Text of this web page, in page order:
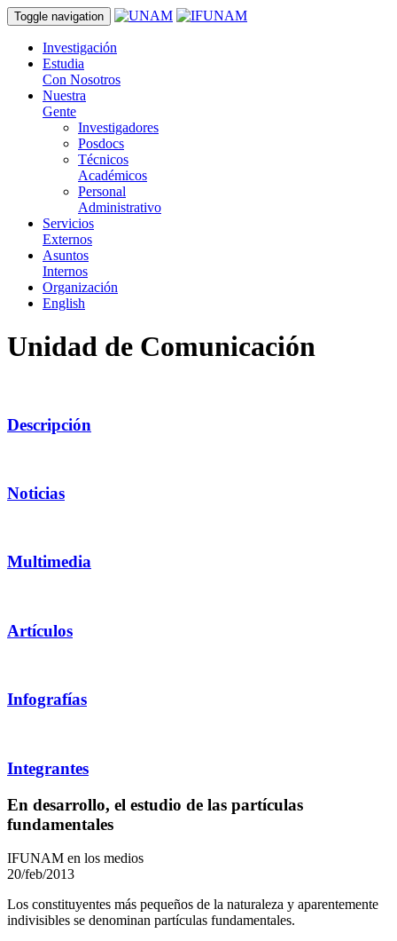
Toggle navigation
Investigación
Estudia
Con Nosotros
Nuestra
Gente
Investigadores
Posdocs
Técnicos
Académicos
Personal
Administrativo
Servicios
Externos
Asuntos
Internos
Organización
English
Unidad de Comunicación
Descripción
Noticias
Multimedia
Artículos
Infografías
Integrantes
En desarrollo, el estudio de las partículas
fundamentales
IFUNAM en los medios
20/feb/2013
Los constituyentes más pequeños de la naturaleza y aparentemente
indivisibles se denominan partículas fundamentales.